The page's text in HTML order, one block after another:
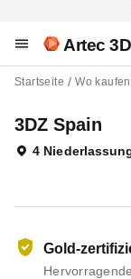
Artec 3D
Startseite Wo
3DZ Spain
4
Gold-